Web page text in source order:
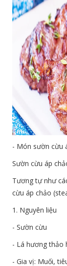
- Món sườn cừu
Sườn cừu áp
Tương tự như
cừu áp chảo
1. Nguyên liệu
- Sườn cừu
- Lá hương thảo
- Gia vị: Muối,